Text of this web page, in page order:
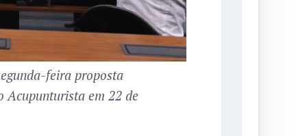
feira proposta
em 22 de